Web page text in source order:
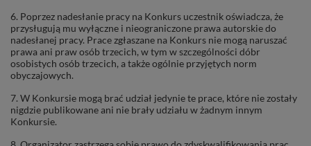
6. Poprzez nadesłanie pracy na Konkurs uczestnik oświadcza, że
przysługują mu wyłączne i nieograniczone prawa autorskie do
nadesłanej pracy. Prace zgłaszane na Konkurs nie mogą naruszać
prawa ani praw osób trzecich, w tym w szczególności dóbr
osobistych osób trzecich, a także ogólnie przyjętych norm
obyczajowych.
7. W Konkursie mogą brać udział jedynie te prace, które nie zostały
nigdzie publikowane ani nie brały udziału w żadnym innym
Konkursie.